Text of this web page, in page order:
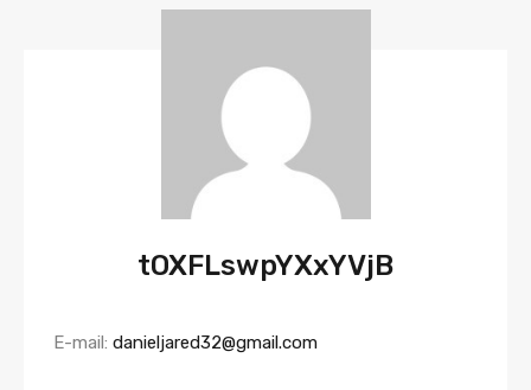
tOXFLswpYXxYVjB
E-mail: danieljared32@gmail.com